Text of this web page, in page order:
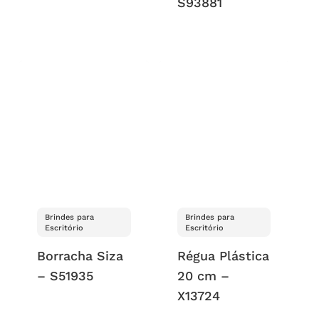
Brindes para
Escritório
Borracha Siza
– S51935
Brindes para
Escritório
Régua Plástica
20 cm –
X13724